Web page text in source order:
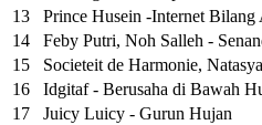
13
Prince Husein -Internet
14
Feby Putri, Noh Salleh -
15
Societeit de Harmonie,
16
Idgitaf - Berusaha di Bawah
17
Juicy Luicy - Gurun Hujan